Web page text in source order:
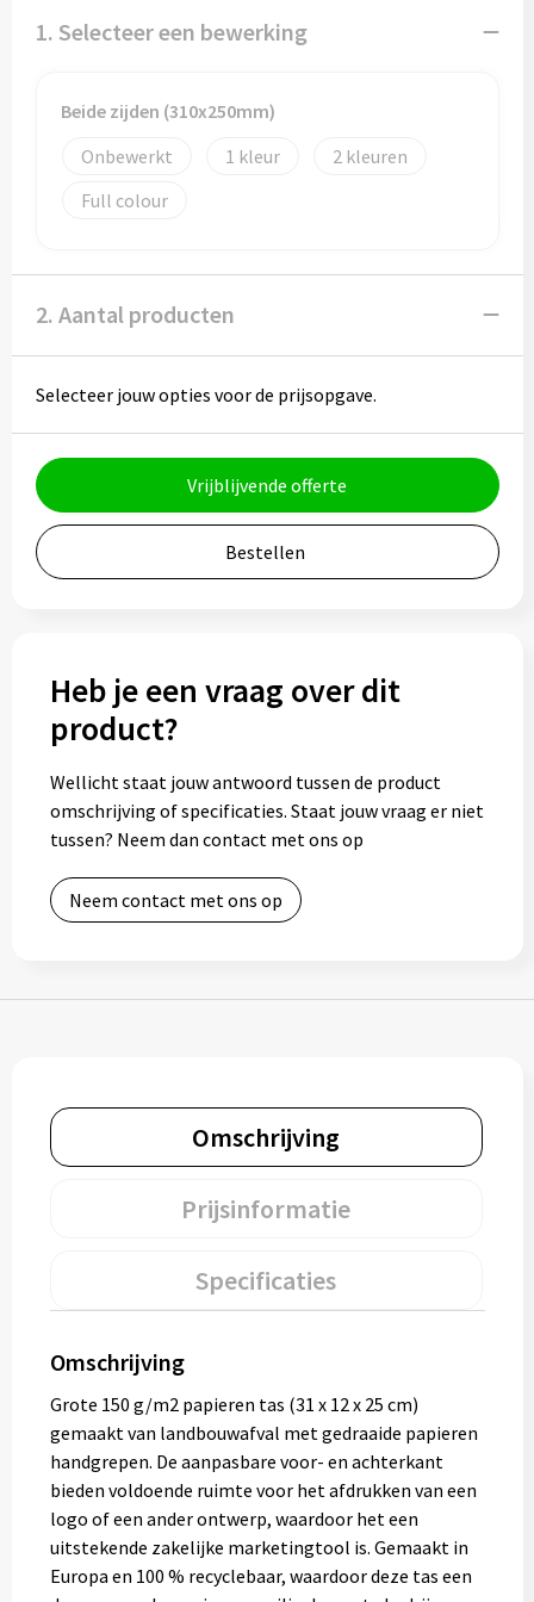
Geschenksets
Zelfklevende memo's
Notablokken
Eten & drinken
Bidons
Drinkflessen
Thermosflessen
Thermosbekers
Glazen
Opvouwbare paraplu's
Divers
Technologie
1. Selecteer een bewerking
Beide zijden (310x250mm)
Onbewerkt
1
2
Full colour
2. Aantal producten
Selecteer jouw opties voor de prijsopgave.
Vrijblijvende offerte
Bestellen
Heb je een vraag over dit
product?
Wellicht staat jouw antwoord tussen de product
omschrijving of specificaties. Staat jouw vraag er niet
tussen? Neem dan contact met ons op
Neem contact met ons op
Omschrijving
Prijsinformatie
Specificaties
Omschrijving
Grote 150 g/m2 papieren tas (31 x 12 x 25 cm)
gemaakt van landbouwafval met gedraaide papieren
handgrepen. De aanpasbare voor- en achterkant
bieden voldoende ruimte voor het afdrukken van een
logo of een ander ontwerp, waardoor het een
uitstekende zakelijke marketingtool is. Gemaakt in
Europa en 100 % recyclebaar, waardoor deze tas een